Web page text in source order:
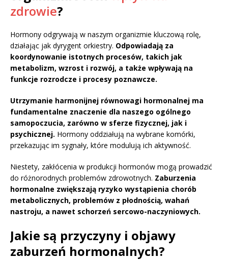
zdrowie?
Hormony odgrywają w naszym organizmie kluczową rolę,
działając jak dyrygent orkiestry. Odpowiadają za
koordynowanie istotnych procesów, takich jak
metabolizm, wzrost i rozwój, a także wpływają na
funkcje rozrodcze i procesy poznawcze.
Utrzymanie harmonijnej równowagi hormonalnej ma
fundamentalne znaczenie dla naszego ogólnego
samopoczucia, zarówno w sferze fizycznej, jak i
psychicznej. Hormony oddziałują na wybrane komórki,
przekazując im sygnały, które modulują ich aktywność.
Niestety, zakłócenia w produkcji hormonów mogą prowadzić
do różnorodnych problemów zdrowotnych. Zaburzenia
hormonalne zwiększają ryzyko wystąpienia chorób
metabolicznych, problemów z płodnością, wahań
nastroju, a nawet schorzeń sercowo-naczyniowych.
Jakie są przyczyny i objawy
zaburzeń hormonalnych?